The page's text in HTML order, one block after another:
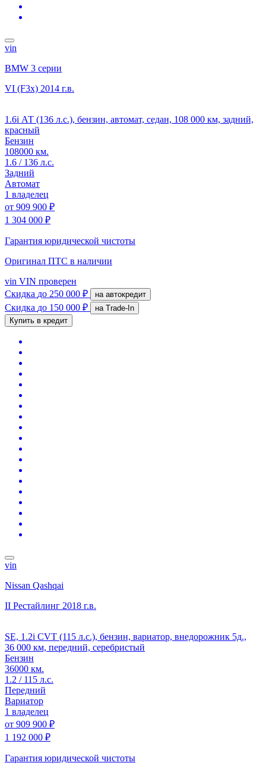
vin
BMW 3 серии
VI (F3x) 2014 г.в.
1.6i АТ (136 л.с.), бензин, автомат, седан, 108 000 км, задний,
красный
Бензин
108000 км.
1.6 / 136 л.с.
Задний
Автомат
1 владелец
от 909 900 ₽
1 304 000 ₽
Гарантия юридической чистоты
Оригинал ПТС в наличии
vin VIN проверен
Скидка до 250 000 ₽ на автокредит
Скидка до 150 000 ₽
на Trade-In
Купить в кредит
vin
Nissan Qashqai
II Рестайлинг 2018 г.в.
SE, 1.2i CVT (115 л.с.), бензин, вариатор, внедорожник 5д.,
36 000 км, передний, серебристый
Бензин
36000 км.
1.2 / 115 л.с.
Передний
Вариатор
1 владелец
от 909 900 ₽
1 192 000 ₽
Гарантия юридической чистоты